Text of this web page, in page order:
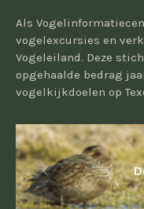
Als
vogelexcursies en
Vogeleiland. Deze
opgehaalde bedrag
vogelkijkdoelen op